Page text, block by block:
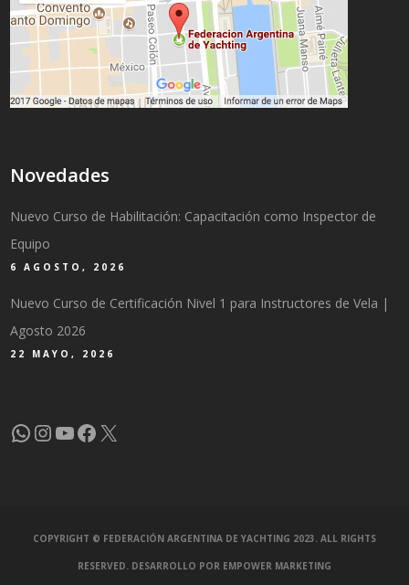
Novedades
Nuevo Curso de Habilitación: Capacitación como Inspector de
Equipo
6 AGOSTO, 2026
Nuevo Curso de Certificación Nivel 1 para Instructores de Vela |
Agosto 2026
22 MAYO, 2026
WhatsApp
Instagram
YouTube
Facebook
X
COPYRIGHT © FEDERACIÓN ARGENTINA DE YACHTING 2023. ALL RIGHTS
RESERVED. DESARROLLO POR EMPOWER MARKETING